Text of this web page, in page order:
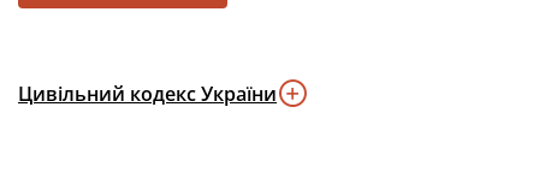
Цивільний кодекс України